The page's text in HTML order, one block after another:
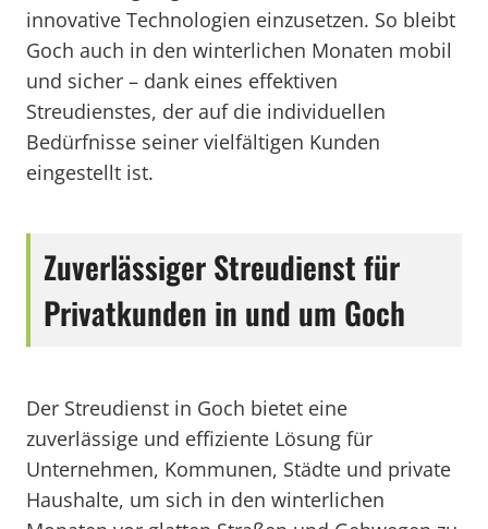
innovative Technologien einzusetzen. So bleibt
Goch auch in den winterlichen Monaten mobil
und sicher – dank eines effektiven
Streudienstes, der auf die individuellen
Bedürfnisse seiner vielfältigen Kunden
eingestellt ist.
Zuverlässiger Streudienst für
Privatkunden in und um Goch
Der Streudienst in Goch bietet eine
zuverlässige und effiziente Lösung für
Unternehmen, Kommunen, Städte und private
Haushalte, um sich in den winterlichen